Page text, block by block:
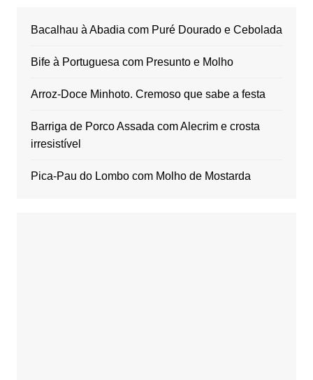
Bacalhau à Abadia com Puré Dourado e Cebolada
Bife à Portuguesa com Presunto e Molho
Arroz-Doce Minhoto. Cremoso que sabe a festa
Barriga de Porco Assada com Alecrim e crosta
irresistível
Pica-Pau do Lombo com Molho de Mostarda